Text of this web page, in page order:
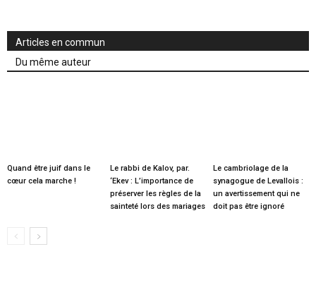
Articles en commun
Du même auteur
Quand être juif dans le
cœur cela marche !
Le rabbi de Kalov, par.
‘Ekev : L’importance de
préserver les règles de la
sainteté lors des mariages
Le cambriolage de la
synagogue de Levallois :
un avertissement qui ne
doit pas être ignoré